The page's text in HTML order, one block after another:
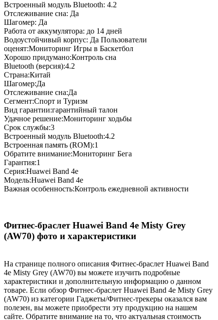
Встроенный модуль Bluetooth: 4.2
Отслеживание сна: Да
Шагомер: Да
Работа от аккумулятора: до 14 дней
Водоустойчивый корпус: Да Пользователи
оценят:Мониторинг Игры в Баскетбол
Хорошо придумано:Контроль сна
Bluetooth (версия):4.2
Страна:Китай
Шагомер:Да
Отслеживание сна:Да
Сегмент:Спорт и Туризм
Вид гарантии:гарантийный талон
Удачное решение:Мониторинг ходьбы
Срок службы:3
Встроенный модуль Bluetooth:4.2
Встроенная память (ROM):1
Обратите внимание:Мониторинг Бега
Гарантия:1
Серия:Huawei Band 4e
Модель:Huawei Band 4e
Важная особенность:Контроль ежедневной активности
Фитнес-браслет Huawei Band 4e Misty Grey
(AW70) фото и характеристики
На странице полного описания Фитнес-браслет Huawei Band
4e Misty Grey (AW70) вы можете изучить подробные
характеристики и дополнительную информацию о данном
товаре. Если обзор Фитнес-браслет Huawei Band 4e Misty Grey
(AW70) из категории Гаджеты/Фитнес-трекеры оказался вам
полезен, вы можете приобрести эту продукцию на нашем
сайте. Обратите внимание на то, что актуальная стоимость